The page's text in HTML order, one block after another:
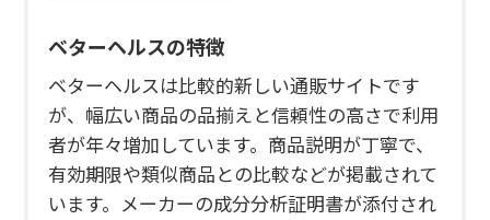
ベターヘルスの特徴
ベターヘルスは比較的新しい通販サイトです
が、幅広い商品の品揃えと信頼性の高さで利用
者が年々増加しています。商品説明が丁寧で、
有効期限や類似商品との比較などが掲載されて
います。メーカーの成分分析証明書が添付され